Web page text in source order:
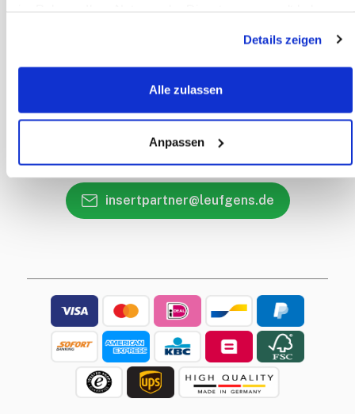
Details zeigen
Alle zulassen
Anpassen
Rückruf Service
Haben Sie eine Frage?
insertpartner@leufgens.de